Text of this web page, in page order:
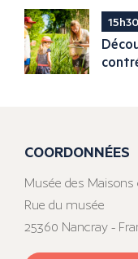
COORDONNÉES
Musée des
Rue du musée
25360 Nancray -